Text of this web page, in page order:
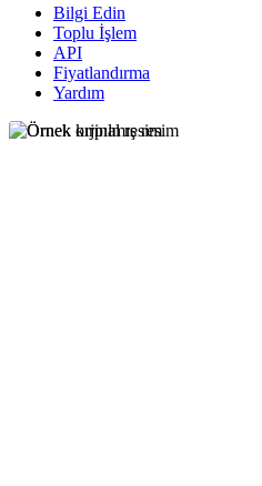
Bilgi Edin
Toplu İşlem
API
Fiyatlandırma
Yardım